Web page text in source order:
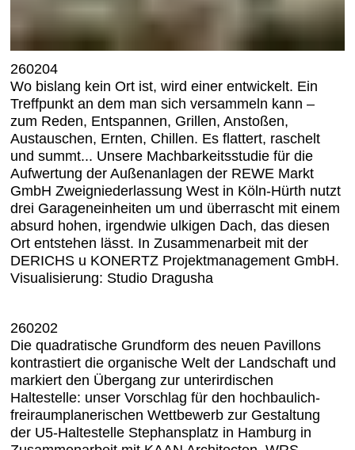
260204
Wo bislang kein Ort ist, wird einer entwickelt. Ein
Treffpunkt an dem man sich versammeln kann –
zum Reden, Entspannen, Grillen, Anstoßen,
Austauschen, Ernten, Chillen. Es flattert, raschelt
und summt... Unsere Machbarkeitsstudie für die
Aufwertung der Außenanlagen der REWE Markt
GmbH Zweigniederlassung West in Köln-Hürth nutzt
drei Garageneinheiten um und überrascht mit einem
absurd hohen, irgendwie ulkigen Dach, das diesen
Ort entstehen lässt. In Zusammenarbeit mit der
DERICHS u KONERTZ Projektmanagement GmbH.
Visualisierung: Studio Dragusha
260202
Die quadratische Grundform des neuen Pavillons
kontrastiert die organische Welt der Landschaft und
markiert den Übergang zur unterirdischen
Haltestelle: unser Vorschlag für den hochbaulich-
freiraumplanerischen Wettbewerb zur Gestaltung
der U5-Haltestelle Stephansplatz in Hamburg in